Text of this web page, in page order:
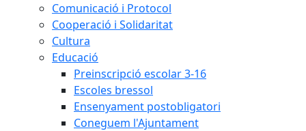
Comunicació i Protocol
Cooperació i Solidaritat
Cultura
Educació
Preinscripció escolar 3-16
Escoles bressol
Ensenyament postobligatori
Coneguem l'Ajuntament